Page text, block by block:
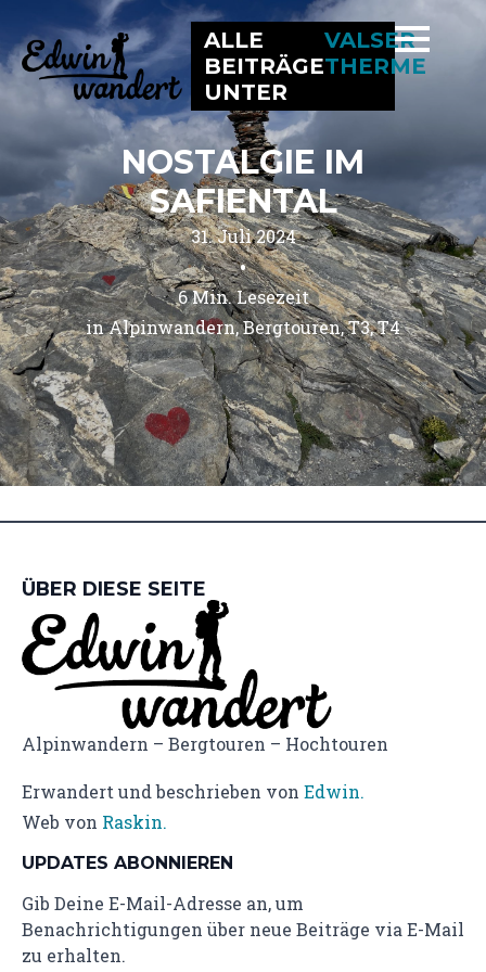
ALLE
BEITRÄGE
UNTER
VALSER
THERME
NOSTALGIE IM
SAFIENTAL
31. Juli 2024
•
6Min. Lesezeit
in Alpinwandern Bergtouren T3 T4
ÜBER DIESE SEITE
Alpinwandern – Bergtouren – Hochtouren
Erwandert und beschrieben von Edwin.
Web von Raskin.
UPDATES ABONNIEREN
Gib Deine E-Mail-Adresse an, um
Benachrichtigungen über neue Beiträge via E-Mail
zu erhalten.